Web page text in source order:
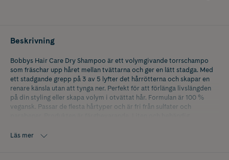
Beskrivning
Bobbys Hair Care Dry Shampoo är ett volymgivande torrschampo
som fräschar upp håret mellan tvättarna och ger en lätt stadga. Med
ett stadgande grepp på 3 av 5 lyfter det hårrötterna och skapar en
renare känsla utan att tynga ner. Perfekt för att förlänga livslängden
på din styling eller skapa volym i otvättat hår. Formulan är 100 %
vegansk. Passar de flesta hårtyper och är fri från sulfater och
Läs mer